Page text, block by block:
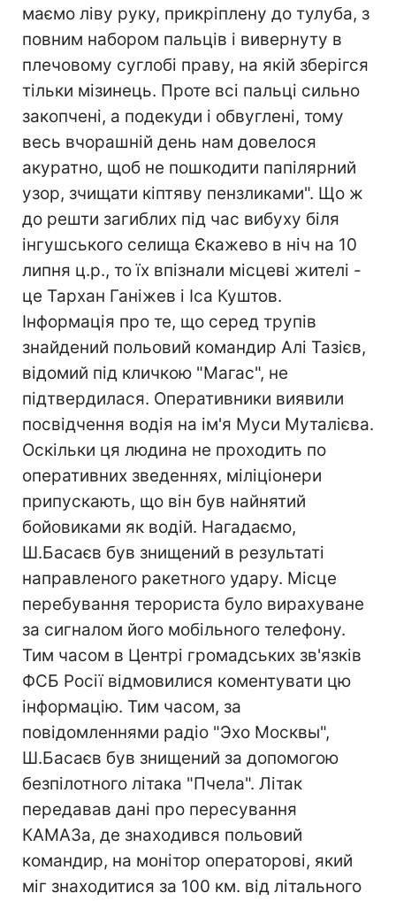
маємо ліву руку, прикріплену до тулуба, з
повним набором пальців і вивернуту в
плечовому суглобі праву, на якій зберігся
тільки мізинець. Проте всі пальці сильно
закопчені, а подекуди і обвуглені, тому
весь вчорашній день нам довелося
акуратно, щоб не пошкодити папілярний
узор, зчищати кіптяву пензликами". Що ж
до решти загиблих під час вибуху біля
інгушського селища Єкажево в ніч на 10
липня ц.р., то їх впізнали місцеві жителі -
це Тархан Ганіжев і Іса Куштов.
Інформація про те, що серед трупів
знайдений польовий командир Алі Тазієв,
відомий під кличкою "Магас", не
підтвердилася. Оперативники виявили
посвідчення водія на ім'я Муси Муталієва.
Оскільки ця людина не проходить по
оперативних зведеннях, міліціонери
припускають, що він був найнятий
бойовиками як водій. Нагадаємо,
Ш.Басаєв був знищений в результаті
направленого ракетного удару. Місце
перебування терориста було вирахуване
за сигналом його мобільного телефону.
Тим часом в Центрі громадських зв'язків
ФСБ Росії відмовилися коментувати цю
інформацію. Тим часом, за
повідомленнями радіо "Эхо Москвы",
Ш.Басаєв був знищений за допомогою
безпілотного літака "Пчела". Літак
передавав дані про пересування
КАМАЗа, де знаходився польовий
командир, на монітор операторові, який
міг знаходитися за 100 км. від літального